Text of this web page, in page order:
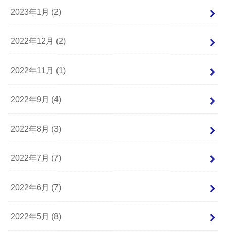
2023年1月 (2)
2022年12月 (2)
2022年11月 (1)
2022年9月 (4)
2022年8月 (3)
2022年7月 (7)
2022年6月 (7)
2022年5月 (8)